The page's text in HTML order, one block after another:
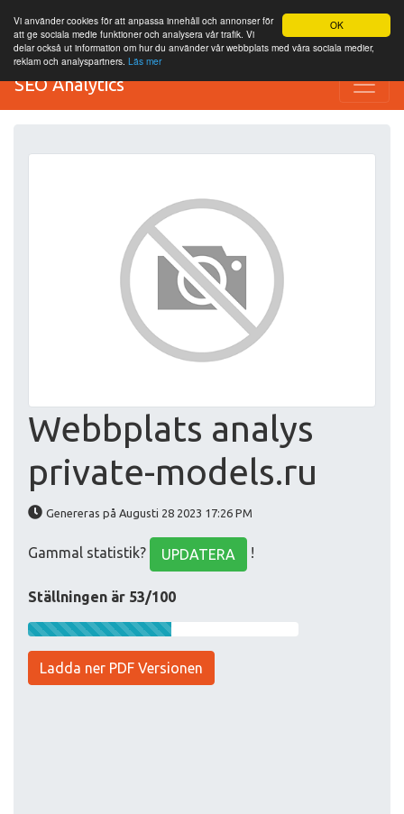
OK
Vi använder cookies för att anpassa innehåll och annonser för
att ge sociala medie funktioner och analysera vår trafik. Vi
delar också ut information om hur du använder vår webbplats med våra sociala medier,
reklam och analyspartners. Läs mer
SEO Analytics
Webbplats analys
private-models.ru
Genereras på Augusti 28 2023 17:26 PM
Gammal statistik? UPDATERA !
Ställningen är 53/100
Ladda ner PDF Versionen